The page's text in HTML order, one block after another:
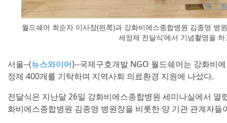
월드쉐어 최순자 이사장(왼쪽)과 강화비에스종합병원 김종영 병
세정제 전달식’에서 기념촬영을
서울--(뉴스와이어)--국제구호개발 NGO 월드쉐어는 강화비
정제 400개를 기탁하며 지역사회 의료환경 지원에 나섰다.
전달식은 지난달 26일 강화비에스종합병원 세미나실에서 열
화비에스종합병원 김종영 병원장을 비롯한 양 기관 관계자들